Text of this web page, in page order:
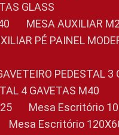
GLASS
MESA AUXILIAR
PÉ PAINEL
PEDESTAL
4 GAVETAS M40
Mesa Escritório
Mesa Escritório